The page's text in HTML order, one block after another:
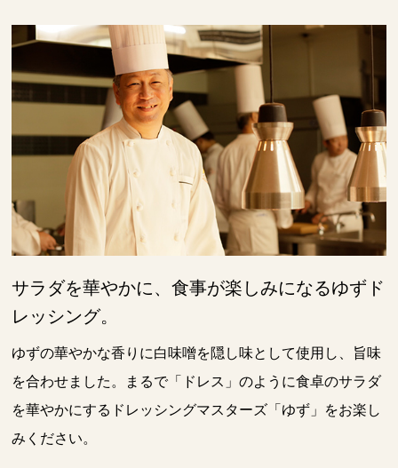
サラダを華やかに、食事が楽しみになるゆずド
レッシング。
ゆずの華やかな香りに白味噌を隠し味として使用し、旨味
を合わせました。まるで「ドレス」のように食卓のサラダ
を華やかにするドレッシングマスターズ「ゆず」をお楽し
みください。